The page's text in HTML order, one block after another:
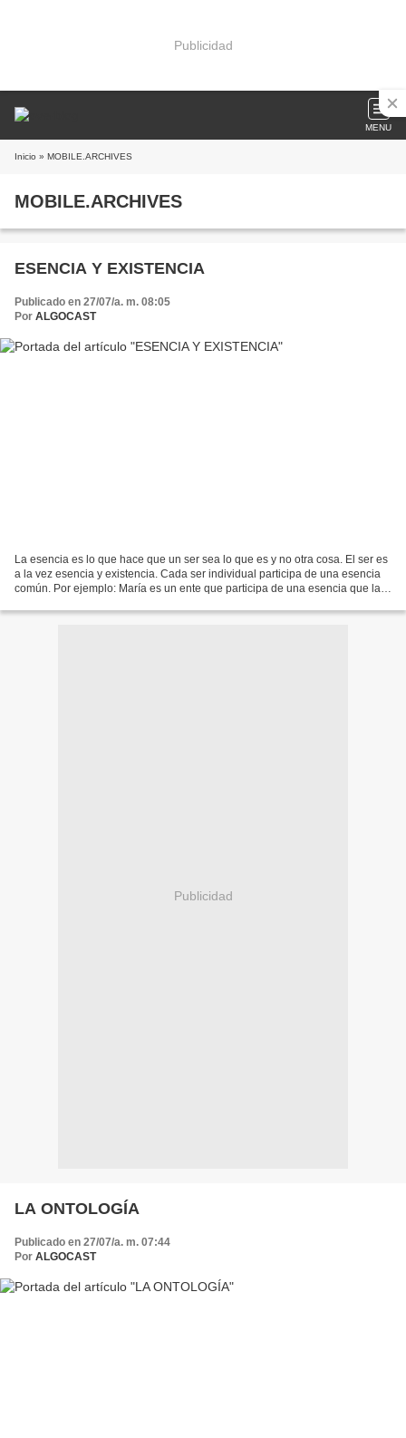
Publicidad
MENU
Inicio » MOBILE.ARCHIVES
MOBILE.ARCHIVES
ESENCIA Y EXISTENCIA
Publicado en 27/07/a. m. 08:05
Por ALGOCAST
La esencia es lo que hace que un ser sea lo que es y no otra cosa. El ser es
a la vez esencia y existencia. Cada ser individual participa de una esencia
común. Por ejemplo: María es un ente que participa de una esencia que la
Publicidad
LA ONTOLOGÍA
Publicado en 27/07/a. m. 07:44
Por ALGOCAST